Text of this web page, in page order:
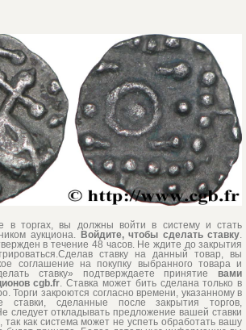
в торгах, вы должны войти в систему и стать
аукциона. Войдите, чтобы сделать ставку
в течение 48 часов. Не ждите до закрытия
ставку на данный товар, вы
соглашение на покупку выбранного товара и
ставку» подтверждаете принятие
вами
cgb.fr . Ставка может бить сделана только в
Торги закроются согласно времени, указанному в
ставки, сделанные после закрытия торгов,
следует откладывать предложение вашей ставки
как система может не успеть обработать вашу